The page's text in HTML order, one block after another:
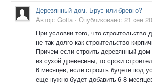
Деревянный дом. Брус или бревно?
Автор: Gotta · Опубликовано: 21 сен
При условии того, что строительство
не так долго как строительство
Причем если строить деревянный
из сухой древесины, то сроки
6 месяцев, если строить будете под
еще нужно будет добавить 6-8